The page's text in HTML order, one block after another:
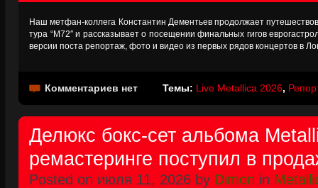
Наш метфан-коллега Константин Дементьев продолжает
тура “М72″ и рассказывает о посещении финальных гигов
версии поста репортаж, фото и видео из первых рядов концертов в
Комментариев нет Темы: Live Metallica 2026,
Делюкс бокс-сет альбома
ремастеринге поступил в
Posted on июля 11, 2026 by Dimon in